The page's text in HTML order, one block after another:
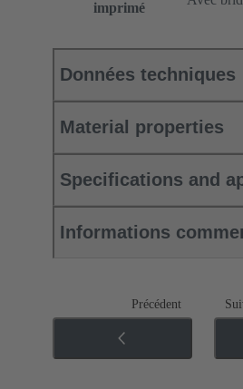
imprimé
Données techniques
Material properties
Specifications and
Informations
Précédent